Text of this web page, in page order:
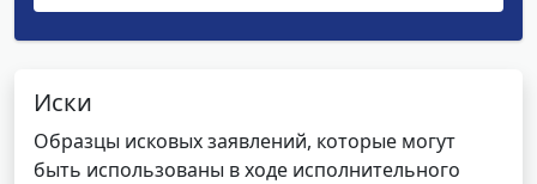
Иски
Образцы исковых заявлений, которые могут
быть использованы в ходе исполнительного